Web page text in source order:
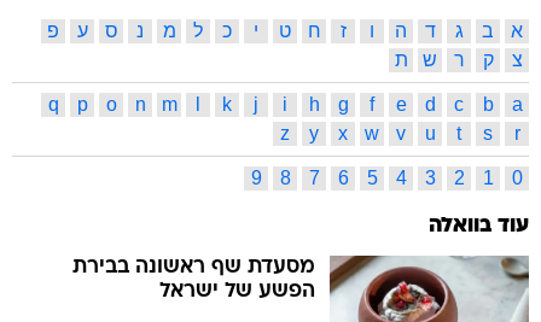
א ב ג ד ה ו ז ח ט י כ ל מ נ ס ע
פ
צ
ק ר ש ת
a
b
c
d
e
f
g
h
i
j
k
m
n
o
p
q
r
s
t
u
v
w
x
y
z
0
1
2
3
4
5
6
7
8
9
עוד בוואלה
מסעדת שף ראשונה בבירת
הפשע של ישראל